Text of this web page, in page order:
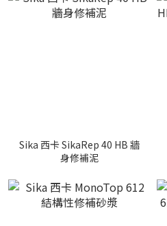
Sika 西卡 SikaRep 40 HB 牆
身修補泥